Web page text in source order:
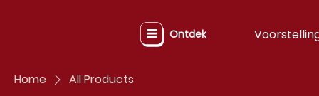
Ontdek
Home All Products